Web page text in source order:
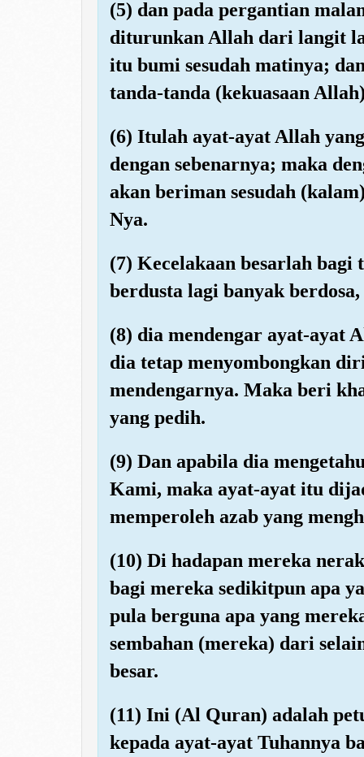
(5) dan pada pergantian
diturunkan Allah dari langit
itu bumi sesudah matinya;
tanda-tanda (kekuasaan
(6) Itulah ayat-ayat Allah
dengan sebenarnya; maka
akan beriman sesudah
Nya.
(7) Kecelakaan besarlah
berdusta lagi banyak berdosa,
(8) dia mendengar ayat-ayat
dia tetap menyombongkan
mendengarnya. Maka beri
yang pedih.
(9) Dan apabila dia
Kami, maka ayat-ayat itu
memperoleh azab yang
(10) Di hadapan mereka
bagi mereka sedikitpun apa
pula berguna apa yang
sembahan (mereka) dari
besar.
(11) Ini (Al Quran) adalah
kepada ayat-ayat Tuhannya